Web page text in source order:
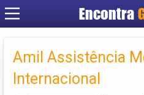
Encontra
Amil Assistência
Internacional